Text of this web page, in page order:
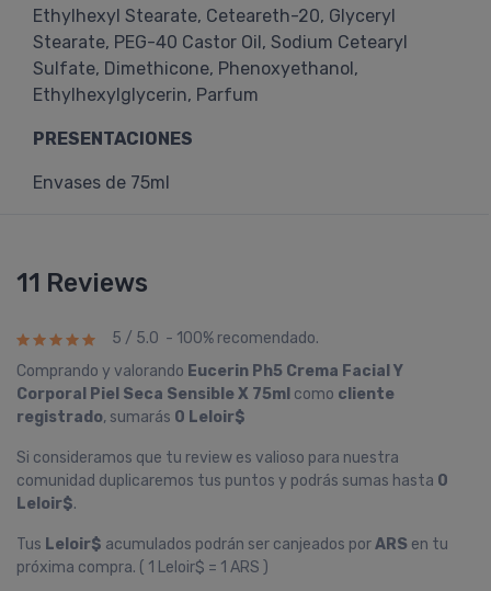
Ethylhexyl Stearate, Ceteareth-20, Glyceryl
Stearate, PEG-40 Castor Oil, Sodium Cetearyl
Sulfate, Dimethicone, Phenoxyethanol,
Ethylhexylglycerin, Parfum
PRESENTACIONES
Envases de 75ml
11 Reviews
5 / 5.0 - 100% recomendado.
Comprando y valorando Eucerin Ph5 Crema Facial Y
Corporal Piel Seca Sensible X 75ml como cliente
registrado, sumarás 0 Leloir$
Si consideramos que tu review es valioso para nuestra
comunidad duplicaremos tus puntos y podrás sumas hasta 0
Leloir$.
Tus Leloir$ acumulados podrán ser canjeados porARS en tu
próxima compra. ( 1 Leloir$ = 1 ARS )